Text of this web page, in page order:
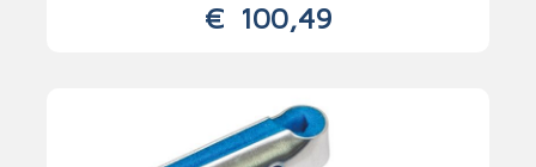
€100,49